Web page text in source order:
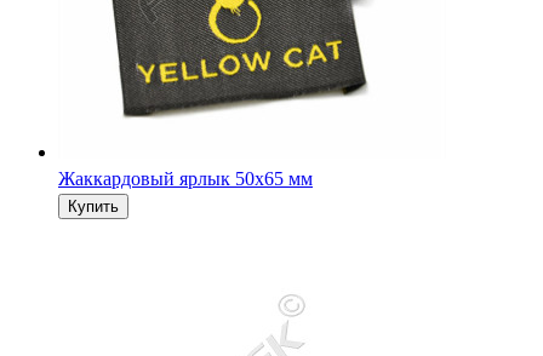
Жаккардовый ярлык 50х65 мм